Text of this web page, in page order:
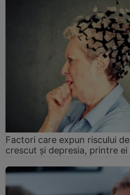
Factori care expun riscului
crescut şi depresia, printre ei